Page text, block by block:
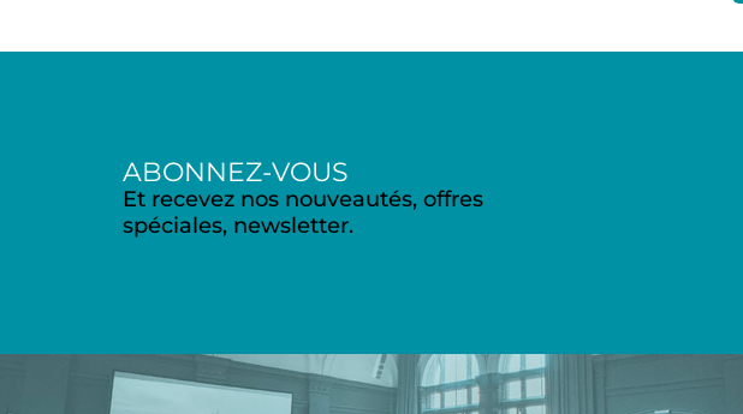
ABONNEZ-VOUS
Et recevez nos nouveautés, offres
spéciales, newsletter.